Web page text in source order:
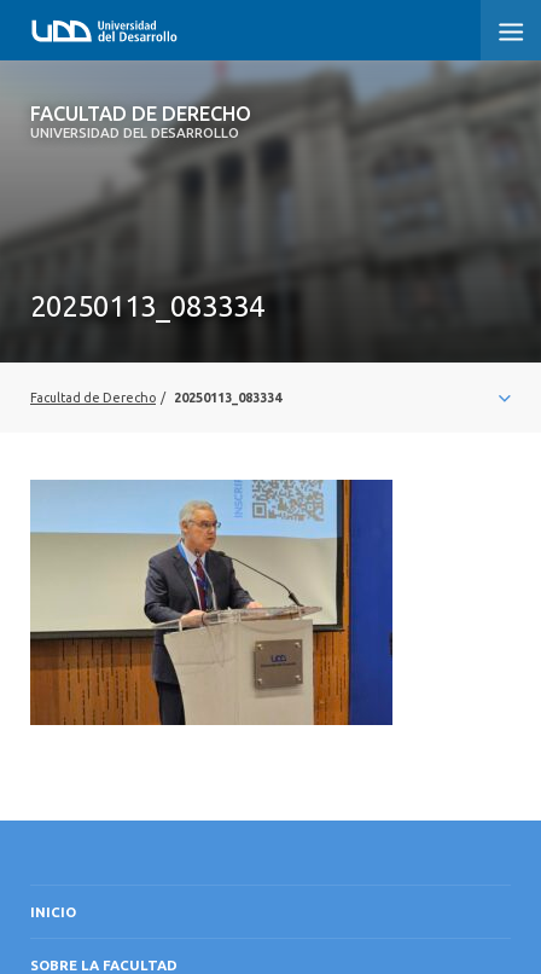
FACULTAD DE DERECHO
UNIVERSIDAD DEL DESARROLLO
FACULTAD DE DERECHO
SOBRE LA FACULTAD
20250113_083334
Facultad de Derecho / 20250113_083334
INICIO
SOBRE LA FACULTAD